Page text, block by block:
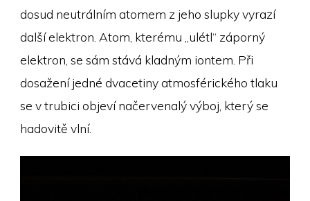
dosud neutrálním atomem z jeho slupky vyrazí
další elektron. Atom, kterému „ulétl“ záporný
elektron, se sám stává kladným iontem. Při
dosažení jedné dvacetiny atmosférického tlaku
se v trubici objeví načervenalý výboj, který se
hadovitě vlní.